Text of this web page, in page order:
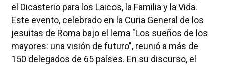
el Dicasterio para los Laicos, la Familia y la Vida.
Este evento, celebrado en la Curia General de los
jesuitas de Roma bajo el lema "Los sueños de los
mayores: una visión de futuro", reunió a más de
150 delegados de 65 países. En su discurso, el